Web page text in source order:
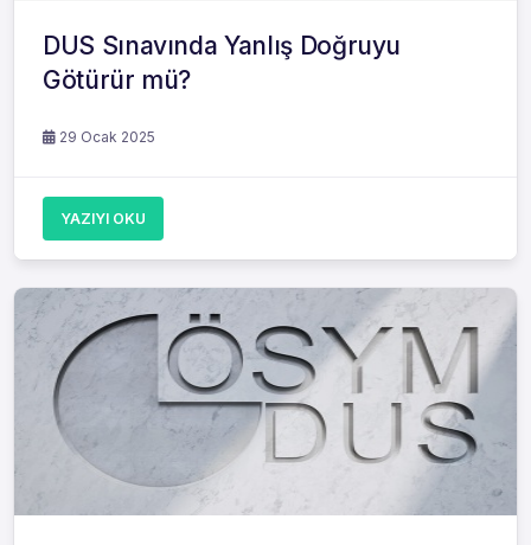
DUS Sınavında Yanlış Doğruyu
Götürür mü?
29 Ocak 2025
YAZIYI OKU